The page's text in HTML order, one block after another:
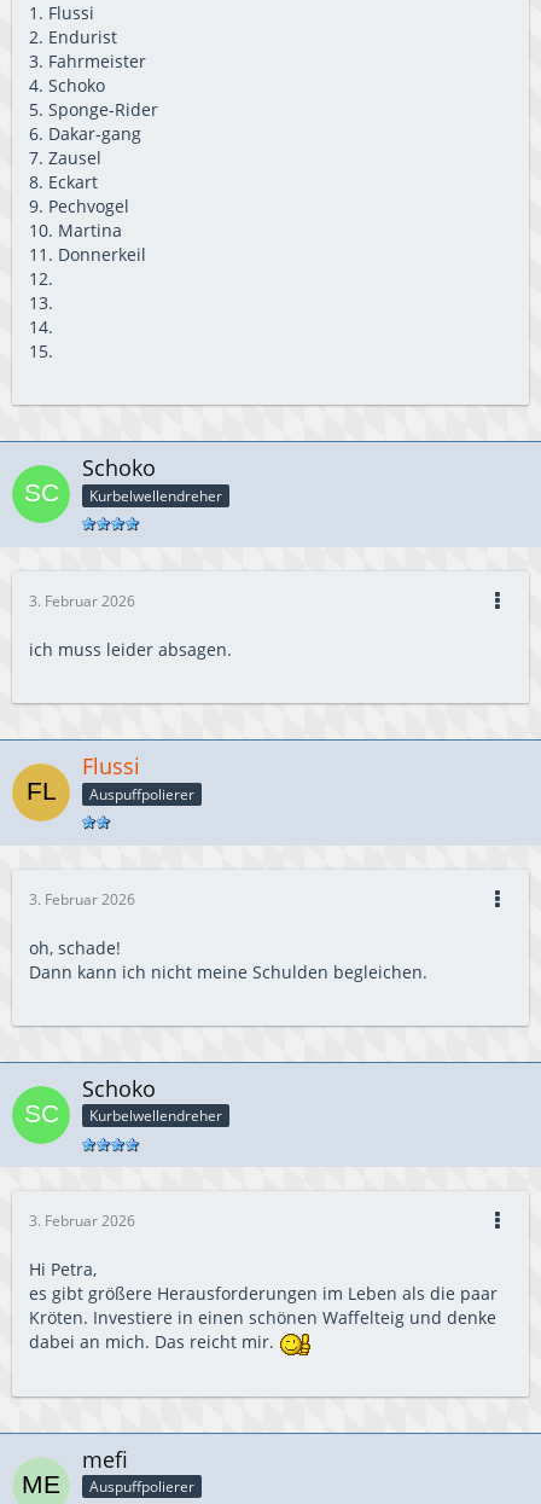
1. Flussi
2. Endurist
3. Fahrmeister
4. Schoko
5. Sponge-Rider
6. Dakar-gang
7. Zausel
8. Eckart
9. Pechvogel
10. Martina
11. Donnerkeil
12.
13.
14.
15.
Schoko
Kurbelwellendreher
3. Februar 2026
ich muss leider absagen.
Flussi
Auspuffpolierer
3. Februar 2026
oh, schade!
Dann kann ich nicht meine Schulden begleichen.
Schoko
Kurbelwellendreher
3. Februar 2026
Hi Petra,
es gibt größere Herausforderungen im Leben als die paar
Kröten. Investiere in einen schönen Waffelteig und denke
dabei an mich. Das reicht mir.
mefi
Auspuffpolierer